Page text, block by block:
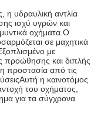
η υδραυλική αντλία
ισχύ υγρών και
οχήματα.Ο
σε μαχητικά
με
προώθησης και διπλής
προστασία από τις
η καινοτόμος
του οχήματος,
για τα σύγχρονα